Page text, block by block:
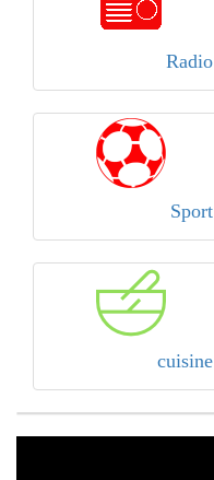
Radio
Sport
cuisine